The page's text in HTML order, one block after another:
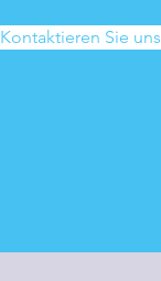
Kontaktieren Sie uns